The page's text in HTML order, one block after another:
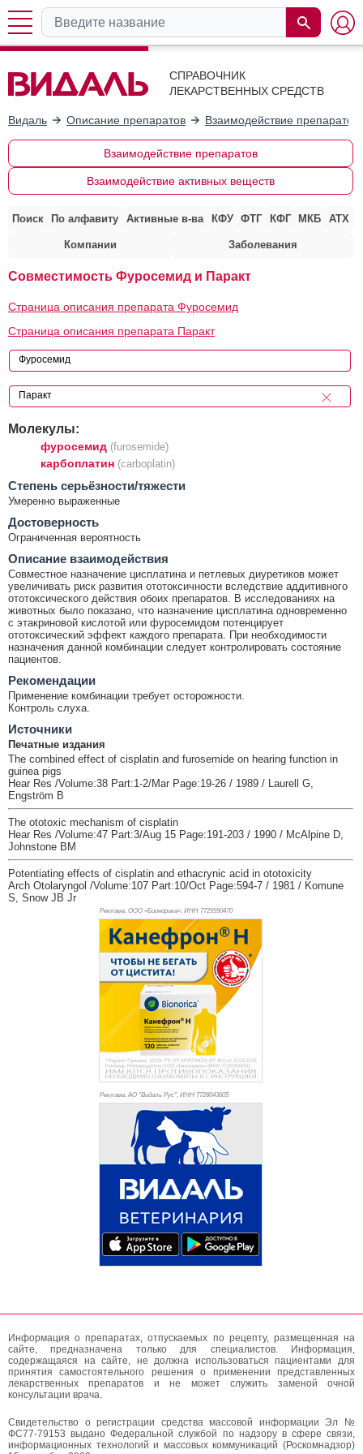
СПРАВОЧНИК
ЛЕКАРСТВЕННЫХ СРЕДСТВ
Видаль Описание препаратов Взаимодействие препаратов
Взаимодействие препаратов
Взаимодействие активных веществ
Поиск По алфавиту Активные в-ва КФУ ФТГ КФГ МКБ АТХ
Компании Заболевания
Совместимость Фуросемид и Паракт
Страница описания препарата Фуросемид
Страница описания препарата Паракт
Молекулы:
фуросемид (furosemide)
карбоплатин (carboplatin)
Cтепень серьёзности/тяжести
Умеренно выраженные
Достоверность
Ограниченная вероятность
Описание взаимодействия
Совместное назначение цисплатина и петлевых диуретиков может
увеличивать риск развития ототоксичности вследствие аддитивного
ототоксического действия обоих препаратов. В исследованиях на
животных было показано, что назначение цисплатина одновременно
с этакриновой кислотой или фуросемидом потенцирует
ототоксический эффект каждого препарата. При необходимости
назначения данной комбинации следует контролировать состояние
пациентов.
Рекомендации
Применение комбинации требует осторожности.
Контроль слуха.
Источники
Печатные издания
The combined effect of cisplatin and furosemide on hearing function in
guinea pigs
Hear Res /Volume:38 Part:1-2/Mar Page:19-26 / 1989 / Laurell G,
Engström B
The ototoxic mechanism of cisplatin
Hear Res /Volume:47 Part:3/Aug 15 Page:191-203 / 1990 / McAlpine D,
Johnstone BM
Potentiating effects of cisplatin and ethacrynic acid in ototoxicity
Arch Otolaryngol /Volume:107 Part:10/Oct Page:594-7 / 1981 / Komune
S, Snow JB Jr
Реклама. ООО «Бионорика», ИНН 7729590470
Реклама. АО "Видаль Рус", ИНН 7728043605
Информация о препаратах, отпускаемых по рецепту, размещенная на
сайте, предназначена только для специалистов. Информация,
содержащаяся на сайте, не должна использоваться пациентами для
принятия самостоятельного решения о применении представленных
лекарственных препаратов и не может служить заменой очной
консультации врача.
Свидетельство о регистрации средства массовой информации Эл №
ФС77-79153 выдано Федеральной службой по надзору в сфере связи,
информационных технологий и массовых коммуникаций (Роскомнадзор)